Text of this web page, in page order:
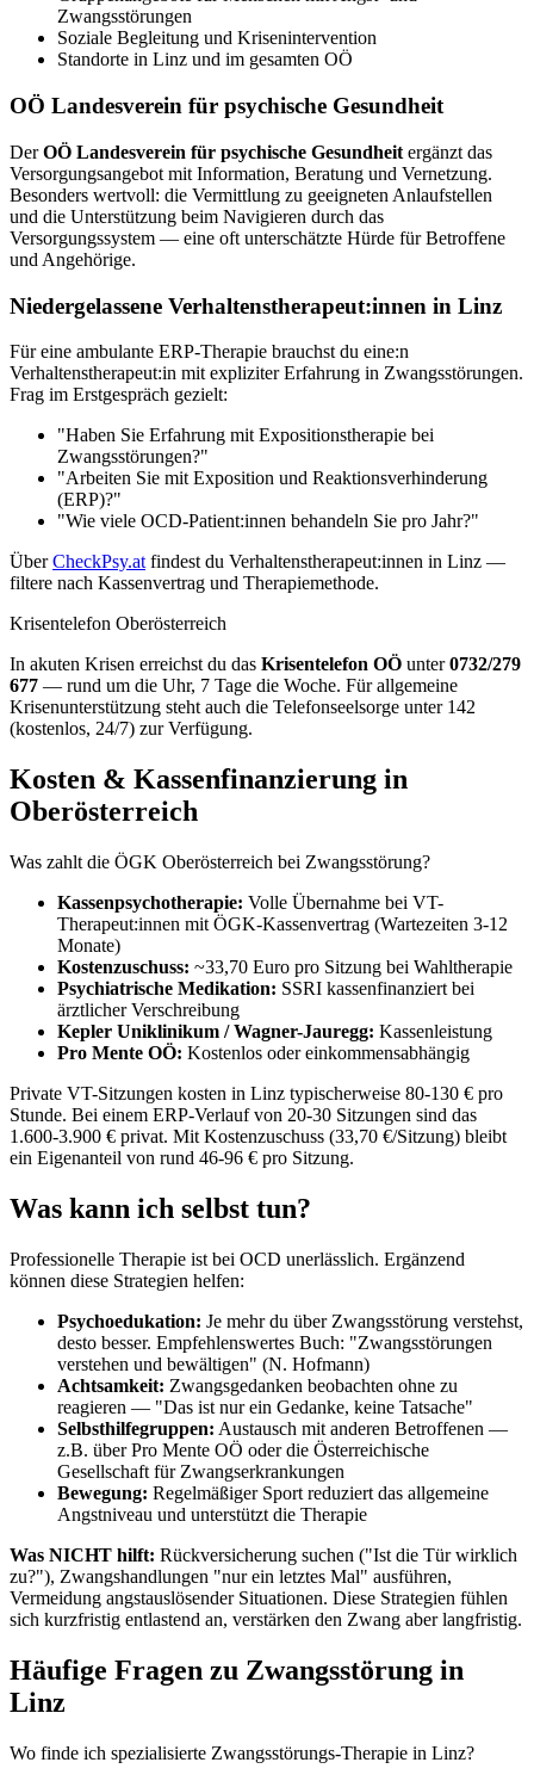
Zwangsstörungen
Soziale Begleitung und Krisenintervention
Standorte in Linz und im gesamten OÖ
OÖ Landesverein für psychische Gesundheit
DerOÖ Landesverein für psychische Gesundheit ergänzt das
Versorgungsangebot mit Information, Beratung und Vernetzung.
Besonders wertvoll: die Vermittlung zu geeigneten Anlaufstellen
und die Unterstützung beim Navigieren durch das
Versorgungssystem — eine oft unterschätzte Hürde für Betroffene
und Angehörige.
Niedergelassene Verhaltenstherapeut:innen in Linz
Für eine ambulante ERP-Therapie brauchst du eine:n
Verhaltenstherapeut:in mit expliziter Erfahrung in Zwangsstörungen.
Frag im Erstgespräch gezielt:
"Haben Sie Erfahrung mit Expositionstherapie bei
Zwangsstörungen?"
"Arbeiten Sie mit Exposition und Reaktionsverhinderung
(ERP)?"
"Wie viele OCD-Patient:innen behandeln Sie pro Jahr?"
Über CheckPsy.at findest du Verhaltenstherapeut:innen in Linz —
filtere nach Kassenvertrag und Therapiemethode.
Krisentelefon Oberösterreich
In akuten Krisen erreichst du das Krisentelefon OÖ unter 0732/279
677 — rund um die Uhr, 7 Tage die Woche. Für allgemeine
Krisenunterstützung steht auch die Telefonseelsorge unter 142
(kostenlos, 24/7) zur Verfügung.
Kosten & Kassenfinanzierung in
Oberösterreich
Was zahlt die ÖGK Oberösterreich bei Zwangsstörung?
Kassenpsychotherapie: Volle Übernahme bei VT-
Therapeut:innen mit ÖGK-Kassenvertrag (Wartezeiten 3-12
Monate)
Kostenzuschuss: ~33,70 Euro pro Sitzung bei Wahltherapie
Psychiatrische Medikation: SSRI kassenfinanziert bei
ärztlicher Verschreibung
Kepler Uniklinikum / Wagner-Jauregg: Kassenleistung
Pro Mente OÖ: Kostenlos oder einkommensabhängig
Private VT-Sitzungen kosten in Linz typischerweise 80-130 € pro
Stunde. Bei einem ERP-Verlauf von 20-30 Sitzungen sind das
1.600-3.900 € privat. Mit Kostenzuschuss (33,70 €/Sitzung) bleibt
ein Eigenanteil von rund 46-96 € pro Sitzung.
Was kann ich selbst tun?
Professionelle Therapie ist bei OCD unerlässlich. Ergänzend
können diese Strategien helfen:
Psychoedukation: Je mehr du über Zwangsstörung verstehst,
desto besser. Empfehlenswertes Buch: "Zwangsstörungen
verstehen und bewältigen" (N. Hofmann)
Achtsamkeit: Zwangsgedanken beobachten ohne zu
reagieren — "Das ist nur ein Gedanke, keine Tatsache"
Selbsthilfegruppen: Austausch mit anderen Betroffenen —
z.B. über Pro Mente OÖ oder die Österreichische
Gesellschaft für Zwangserkrankungen
Bewegung: Regelmäßiger Sport reduziert das allgemeine
Angstniveau und unterstützt die Therapie
Was NICHT hilft: Rückversicherung suchen ("Ist die Tür wirklich
zu?"), Zwangshandlungen "nur ein letztes Mal" ausführen,
Vermeidung angstauslösender Situationen. Diese Strategien fühlen
sich kurzfristig entlastend an, verstärken den Zwang aber langfristig.
Häufige Fragen zu Zwangsstörung in
Linz
Wo finde ich spezialisierte Zwangsstörungs-Therapie in Linz?